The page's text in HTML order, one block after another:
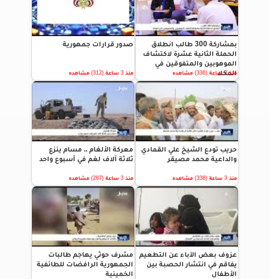
بمشاركة 300 طالب انطلاق
الحملة الثانية عشرة لاكتشاف
الموهوبين والمتفوقين في
المكلا
منذ 3 ساعة (336) مشاهده
صدور قرارات جمهورية
منذ 3 ساعة (312) مشاهده
حريب تودع الشيخ علي القمادي
والداعية محمد مصيقر
منذ 3 ساعة (338) مشاهده
معركة الألغام .. مسام ينزع
ثلاثة آلاف لغم في أسبوع واحد
منذ 3 ساعة (287) مشاهده
عزوف بعض الآباء عن التطعيم
يفاقم في انتشار الحصبة بين
الأطفال
مشرف حوثي يهاجم طالبات
الجمهورية الرافضات للطائفية
الخمينية